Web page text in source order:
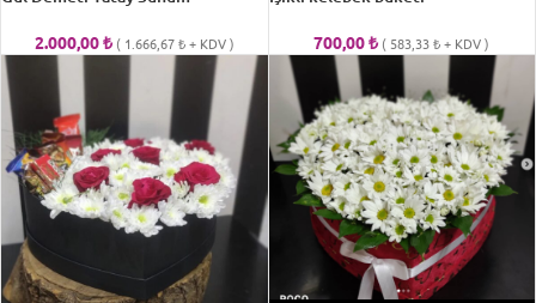
2.000,00₺ ( 1.666,67₺+ KDV ) 700,00₺ ( 583,33₺+ KDV )